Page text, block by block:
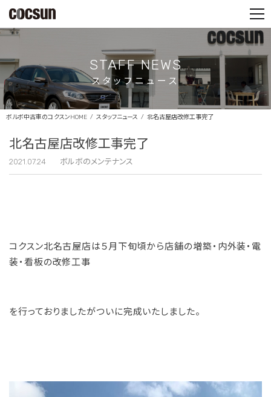
STAFF NEWS
スタッフニュース
ボルボ中古車のコクスンHOME スタッフニュース 北名古屋店改修工事完了
北名古屋店改修工事完了
2021.07.24 ボルボのメンテナンス
コクスン北名古屋店は５月下旬頃から店舗の増築・内外装・電
装・看板の改修工事
を行っておりましたがついに完成いたしました。